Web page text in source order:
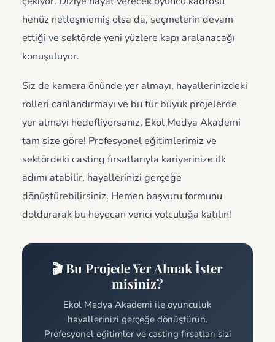
henüz netleşmemiş olsa da, seçmelerin devam
ettiği ve sektörde yeni yüzlere kapı aralanacağı
konuşuluyor.
Siz de kamera önünde yer almayı, hayallerinizdeki
rolleri canlandırmayı ve bu tür büyük projelerde
yer almayı hedefliyorsanız, Ekol Medya Akademi
tam size göre! Profesyonel eğitimlerimiz ve
sektördeki casting fırsatlarıyla kariyerinize ilk
adımı atabilir, hayallerinizi gerçeğe
dönüştürebilirsiniz. Hemen başvuru formunu
doldurarak bu heyecan verici yolculuğa katılın!
🎬 Bu Projede Yer Almak İster
misiniz?
Ekol Medya Akademi ile oyunculuk
hayallerinizi gerçeğe dönüştürün.
Profesyonel eğitimler ve casting fırsatları sizi